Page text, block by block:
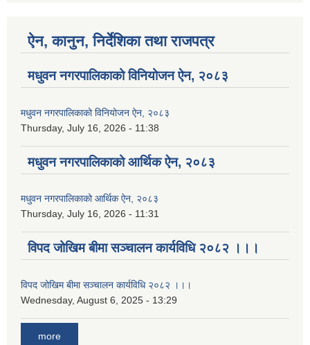
ऐन, कानुन, निर्देशिका तथा राजपत्र
मधुवन नगरपालिकाको विनियोजन ऐन, २०८३
मधुवन नगरपालिकाको विनियोजन ऐन, २०८३
Thursday, July 16, 2026 - 11:38
मधुवन नगरपालिकाको आर्थिक ऐन, २०८३
मधुवन नगरपालिकाको आर्थिक ऐन, २०८३
Thursday, July 16, 2026 - 11:31
विपद जोखिम बीमा सञ्चालन कार्यविधि २०८२ ।।।
विपद जोखिम बीमा सञ्चालन कार्यविधि २०८२ ।।।
Wednesday, August 6, 2025 - 13:29
more